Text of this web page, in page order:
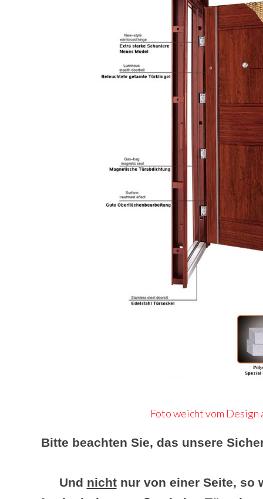
Foto weicht vom Design
Bitte beachten Sie, das unsere
Und nichtnur von einer Seite, so